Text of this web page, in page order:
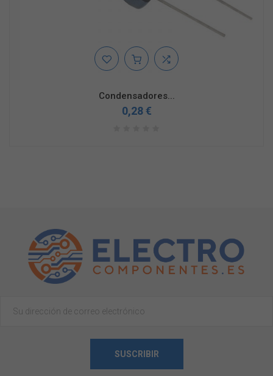
Condensadores...
0,28 €
SUSCRIBIR